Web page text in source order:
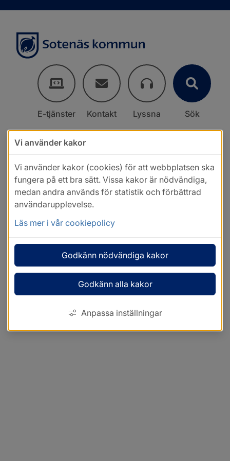
E-tjänster Kontakt Lyssna Sök
Vi använder kakor
Vi använder kakor (cookies) för att webbplatsen ska
fungera på ett bra sätt. Vissa kakor är nödvändiga,
medan andra används för statistik och förbättrad
användarupplevelse.
Läs mer i vår cookiepolicy
Godkänn nödvändiga kakor
Godkänn alla kakor
Anpassa inställningar